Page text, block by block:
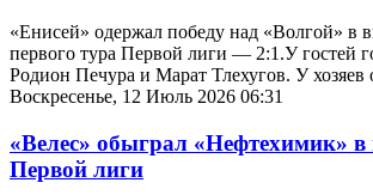
«Енисей» одержал победу над «Волгой» в
первого тура Первой лиги — 2:1.У гостей
Родион Печура и Марат Тлехугов. У
Воскресенье, 12 Июль 2026 06:31
«Велес» обыграл «Нефтехимик» в
Первой лиги